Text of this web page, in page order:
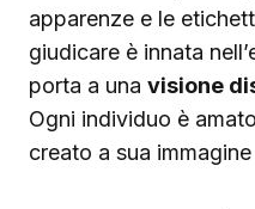
apparenze e le
giudicare è innata
porta a una visione
Ogni individuo è
creato a sua